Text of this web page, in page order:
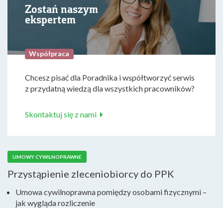
Zostań naszym
ekspertem
Współpraca
Chcesz pisać dla Poradnika i współtworzyć serwis
z przydatną wiedzą dla wszystkich pracowników?
Skontaktuj się z nami
UMOWY CYWILNOPRAWNE
Przystąpienie zleceniobiorcy do PPK
Umowa cywilnoprawna pomiędzy osobami fizycznymi –
jak wygląda rozliczenie